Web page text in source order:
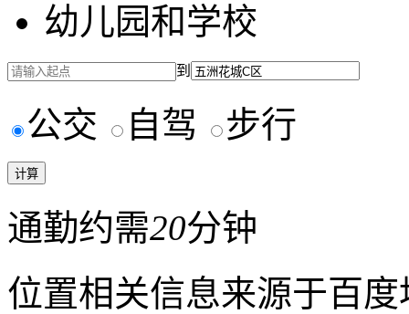
幼儿园和学校
到
公交 自驾 步行
通勤约需20分钟
位置相关信息来源于百